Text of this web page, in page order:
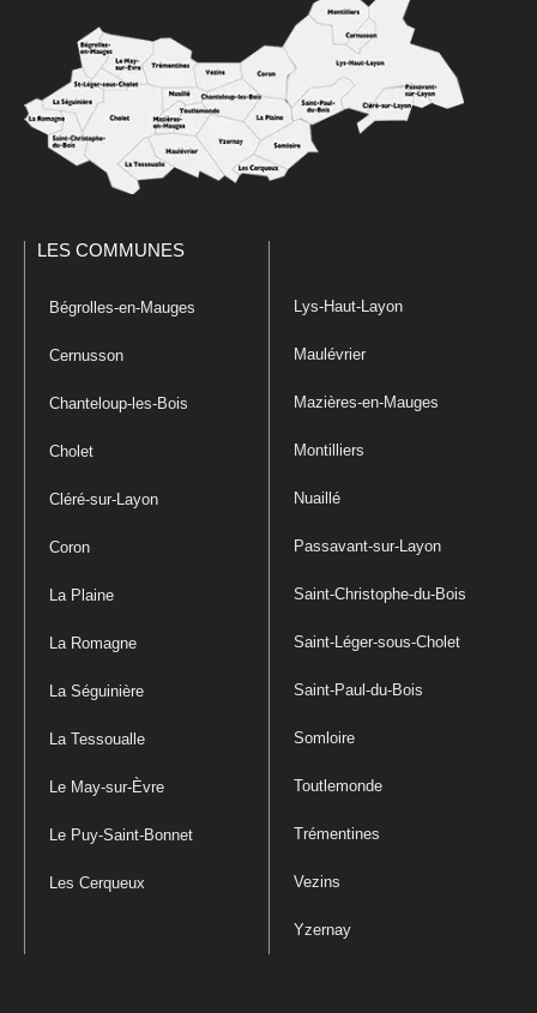
LES COMMUNES
Bégrolles-en-Mauges
Cernusson
Chanteloup-les-Bois
Cholet
Cléré-sur-Layon
Coron
La Plaine
La Romagne
La Séguinière
La Tessoualle
Le May-sur-Èvre
Le Puy-Saint-Bonnet
Les Cerqueux
Lys-Haut-Layon
Maulévrier
Mazières-en-Mauges
Montilliers
Nuaillé
Passavant-sur-Layon
Saint-Christophe-du-Bois
Saint-Léger-sous-Cholet
Saint-Paul-du-Bois
Somloire
Toutlemonde
Trémentines
Vezins
Yzernay